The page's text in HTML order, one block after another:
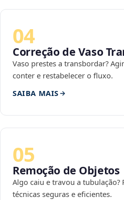
04
Correção de Vaso
Vaso prestes a transbordar?
conter e restabelecer o fluxo.
SAIBA MAIS
05
Remoção de Objetos
Algo caiu e travou a
técnicas seguras e eficientes.